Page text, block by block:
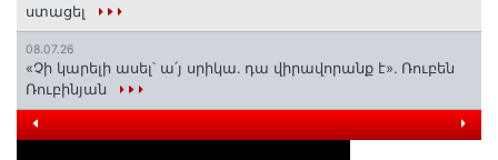
ստացել
08.07.26
«Չի կարելի ասել՝ ա՛յ սրիկա․ դա վիրավորանք է»․ Ռուբեն
Ռուբինյան